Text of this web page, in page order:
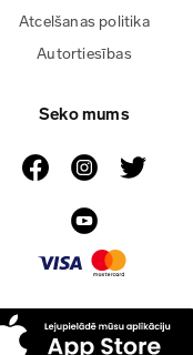
Atcelšanas politika
Autortiesības
Seko mums